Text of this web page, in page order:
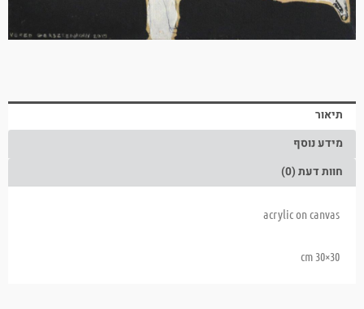
תיאור
מידע נוסף
חוות דעת (0)
acrylic on canvas
30×30 cm